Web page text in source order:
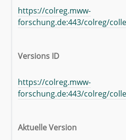
https://colreg.mww-
forschung.de:443/colreg/
Versions ID
https://colreg.mww-
forschung.de:443/colreg/
Aktuelle Version